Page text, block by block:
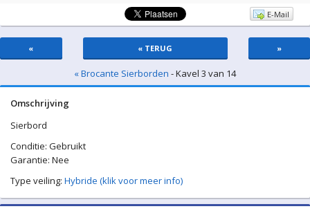
E-Mail
« « TERUG »
« Brocante Sierborden - Kavel 3 van 14
Omschrijving
Sierbord
Conditie: Gebruikt
Garantie: Nee
Type veiling: Hybride (klik voor meer info)